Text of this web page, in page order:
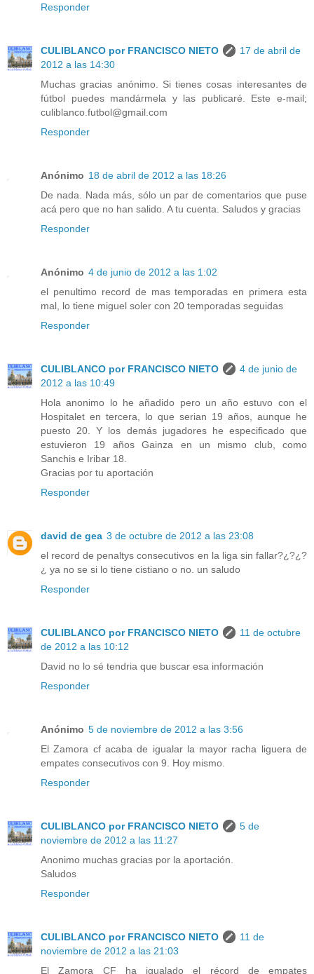
Responder
CULIBLANCO por FRANCISCO NIETO
17 de abril de
2012 a las 14:30
Muchas gracias anónimo. Si tienes cosas interesantes de
fútbol puedes mandármela y las publicaré. Este e-mail;
culiblanco.futbol@gmail.com
Responder
Anónimo 18 de abril de 2012 a las 18:26
De nada. Nada más, sólo un par de comentarios que puse
acá pero que no han salido. A tu cuenta. Saludos y gracias
Responder
Anónimo 4 de junio de 2012 a las 1:02
el penultimo record de mas temporadas en primera esta
mal, lo tiene miguel soler con 20 temporadas seguidas
Responder
CULIBLANCO por FRANCISCO NIETO
4 de junio de
2012 a las 10:49
Hola anonimo lo he añadido pero un año estuvo con el
Hospitalet en tercera, lo que serian 19 años, aunque he
puesto 20. Y los demás jugadores he especificado que
estuvieron 19 años Gainza en un mismo club, como
Sanchis e Iribar 18.
Gracias por tu aportación
Responder
david de gea 3 de octubre de 2012 a las 23:08
el record de penaltys consecutivos en la liga sin fallar?¿?¿?
¿ ya no se si lo tiene cistiano o no. un saludo
Responder
CULIBLANCO por FRANCISCO NIETO
11 de octubre
de 2012 a las 10:12
David no lo sé tendria que buscar esa información
Responder
Anónimo 5 de noviembre de 2012 a las 3:56
El Zamora cf acaba de igualar la mayor racha liguera de
empates consecutivos con 9. Hoy mismo.
Responder
CULIBLANCO por FRANCISCO NIETO
5 de
noviembre de 2012 a las 11:27
Anonimo muchas gracias por la aportación.
Saludos
Responder
CULIBLANCO por FRANCISCO NIETO
11 de
noviembre de 2012 a las 21:03
El Zamora CF ha igualado el récord de empates